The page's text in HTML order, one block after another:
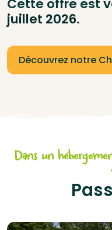
Cette offre est
juillet 2026.
Découvrez notre
Dans un